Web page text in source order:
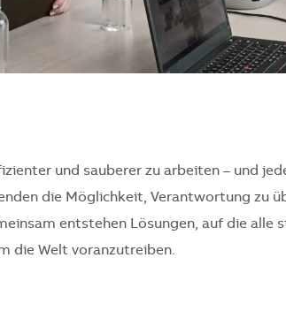
und sauberer zu arbeiten – und
die Möglichkeit, Verantwortung zu
entstehen Lösungen, auf die alle
die Welt voranzutreiben.